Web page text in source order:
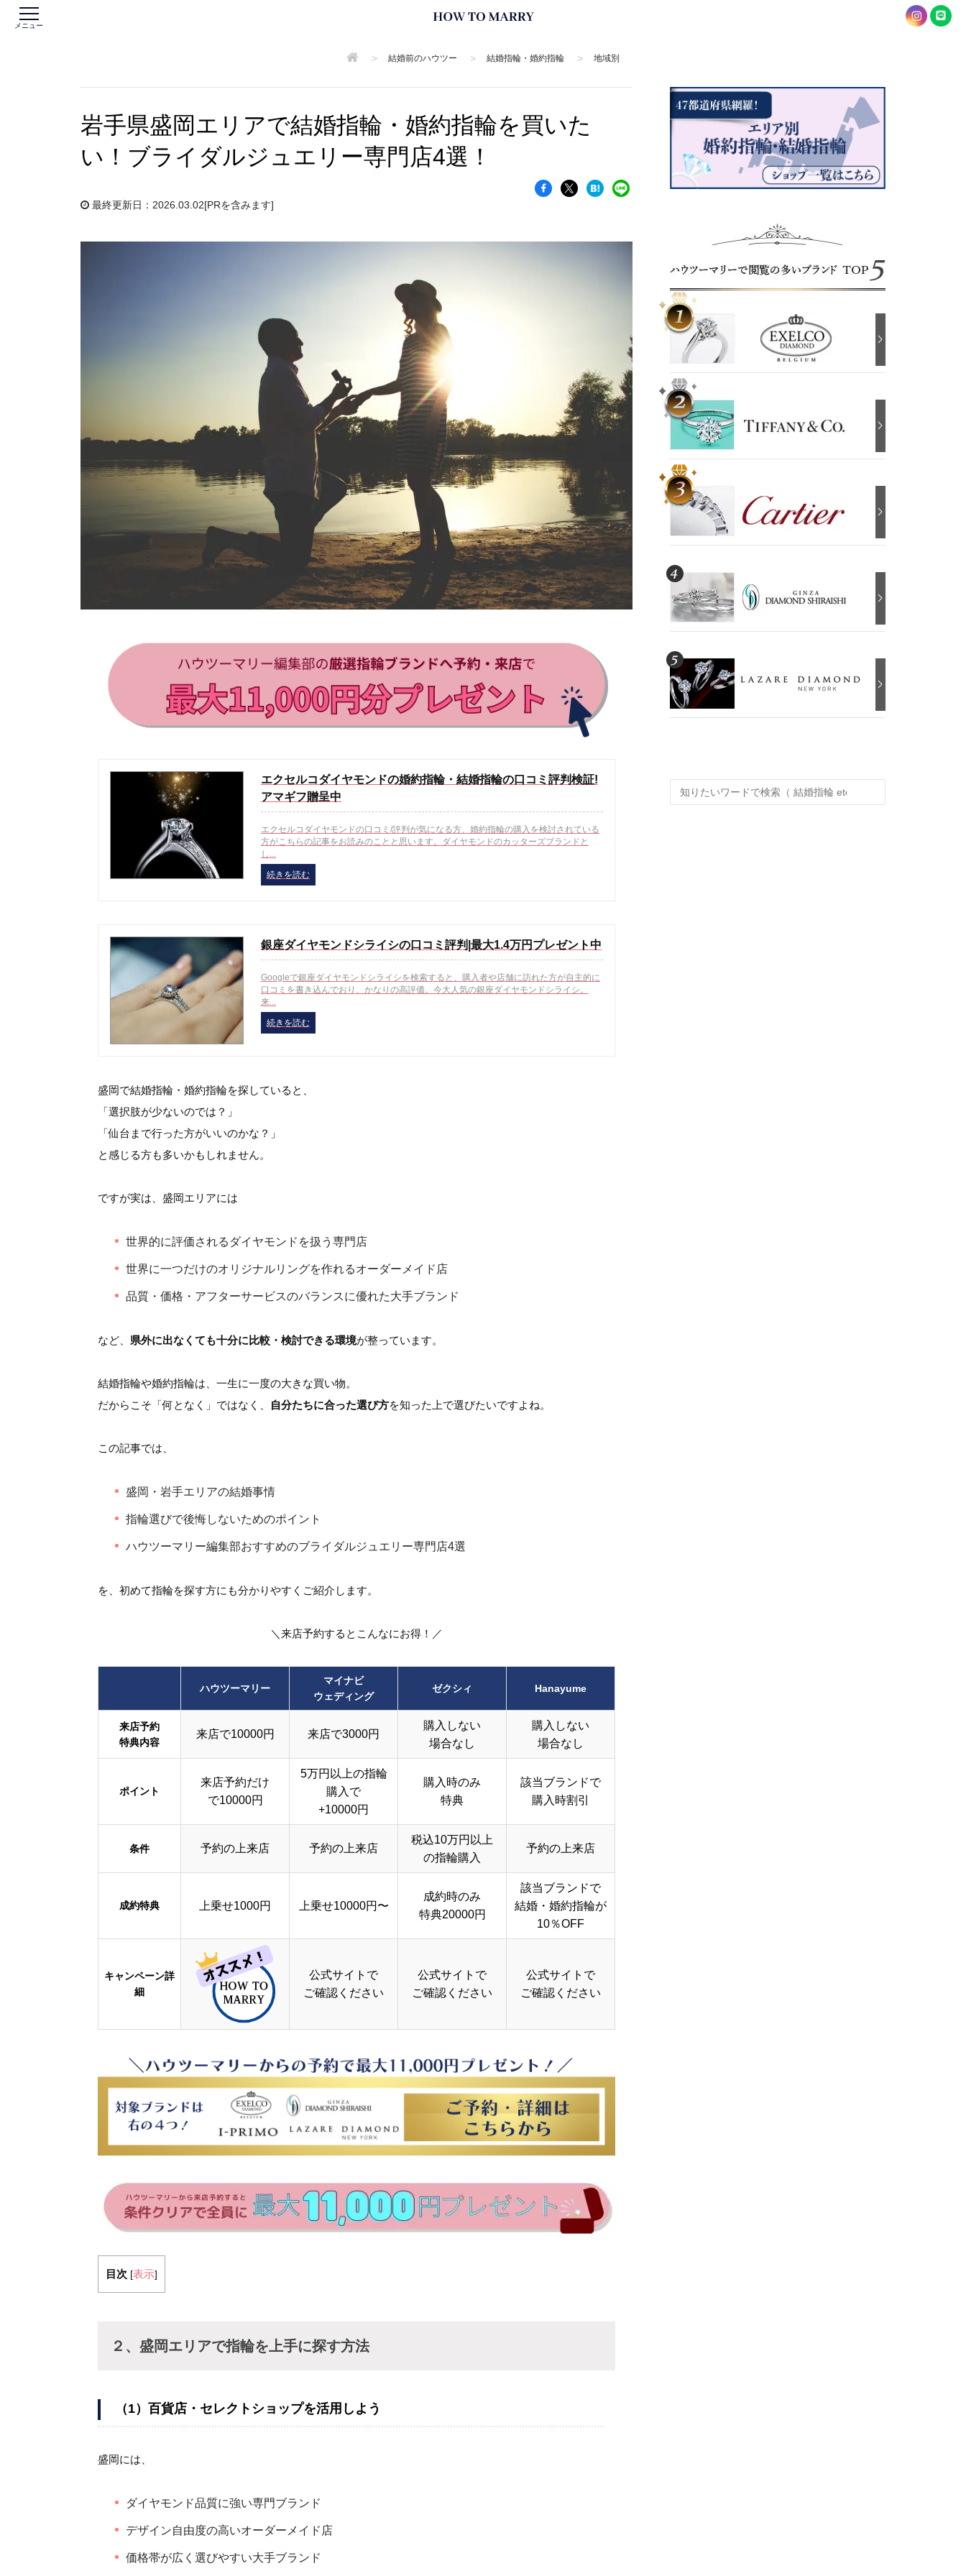
メニュー
> 結婚前のハウツー > 結婚指輪・婚約指輪 > 地域別
岩手県盛岡エリアで結婚指輪・婚約指輪を買いた
い！ブライダルジュエリー専門店4選！
最終更新日：2026.03.02[PRを含みます]
エクセルコダイヤモンドの婚約指輪・結婚指輪の口コミ評判検証!
アマギフ贈呈中
エクセルコダイヤモンドの口コミ/評判が気になる方、婚約指輪の購入を検討されている
方がこちらの記事をお読みのことと思います。ダイヤモンドのカッターズブランドと
し...
続きを読む
銀座ダイヤモンドシライシの口コミ評判|最大1.4万円プレゼント中
Googleで銀座ダイヤモンドシライシを検索すると、購入者や店舗に訪れた方が自主的に
口コミを書き込んでおり、かなりの高評価。今大人気の銀座ダイヤモンドシライシ。
来...
続きを読む
盛岡で結婚指輪・婚約指輪を探していると、
「選択肢が少ないのでは？」
「仙台まで行った方がいいのかな？」
と感じる方も多いかもしれません。
ですが実は、盛岡エリアには
世界的に評価されるダイヤモンドを扱う専門店
世界に一つだけのオリジナルリングを作れるオーダーメイド店
品質・価格・アフターサービスのバランスに優れた大手ブランド
など、 県外に出なくても十分に比較・検討できる環境が整っています。
結婚指輪や婚約指輪は、一生に一度の大きな買い物。
だからこそ「何となく」ではなく、
自分たちに合った選び方を知った上で選びたいですよね。
この記事では、
盛岡・岩手エリアの結婚事情
指輪選びで後悔しないためのポイント
ハウツーマリー編集部おすすめのブライダルジュエリー専門店4選
を、初めて指輪を探す方にも分かりやすくご紹介します。
＼来店予約するとこんなにお得！／
ハウツーマリー
マイナビ
ウェディング
ゼクシィ Hanayume
来店予約
特典内容
来店で10000円 来店で3000円
購入しない
場合なし
購入しない
場合なし
ポイント
来店予約だけ
で10000円
5万円以上の指輪
購入で
+10000円
購入時のみ
特典
該当ブランドで
購入時割引
条件 予約の上来店 予約の上来店
税込10万円以上
の指輪購入
予約の上来店
成約特典 上乗せ1000円 上乗せ10000円〜
成約時のみ
特典20000円
該当ブランドで
結婚・婚約指輪が
10％OFF
キャンペーン詳
細
公式サイトで
ご確認ください
公式サイトで
ご確認ください
公式サイトで
ご確認ください
目次 [表示]
２、盛岡エリアで指輪を上手に探す方法
（1）百貨店・セレクトショップを活用しよう
盛岡には、
ダイヤモンド品質に強い専門ブランド
デザイン自由度の高いオーダーメイド店
価格帯が広く選びやすい大手ブランド